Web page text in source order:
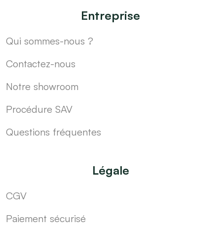
Entreprise
Qui sommes-nous ?
Contactez-nous
Notre showroom
Procédure SAV
Questions fréquentes
Légale
CGV
Paiement sécurisé